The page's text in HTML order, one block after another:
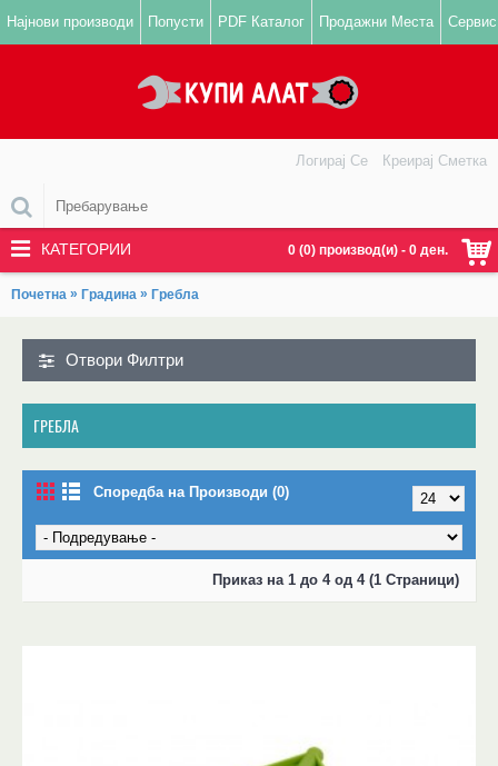
Најнови производи Попусти PDF Каталог Продажни Места Сервис
0 (0) производ(и) - 0 ден.
Логирај Се Креирај Сметка
КАТЕГОРИИ
Почетна » Градина » Гребла
Отвори Филтри
ГРЕБЛА
Споредба на Производи (0)
Приказ на 1 до 4 од 4 (1 Страници)